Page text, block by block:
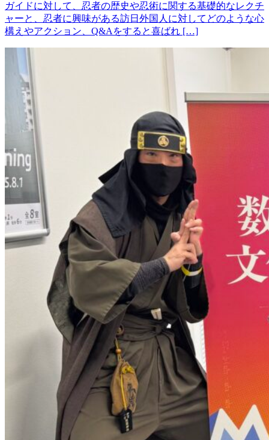
ガイドに対して、忍者の歴史や忍術に関する基礎的なレクチ
ャーと、忍者に興味がある訪日外国人に対してどのような心
構えやアクション、Q&Aをすると喜ばれ […]